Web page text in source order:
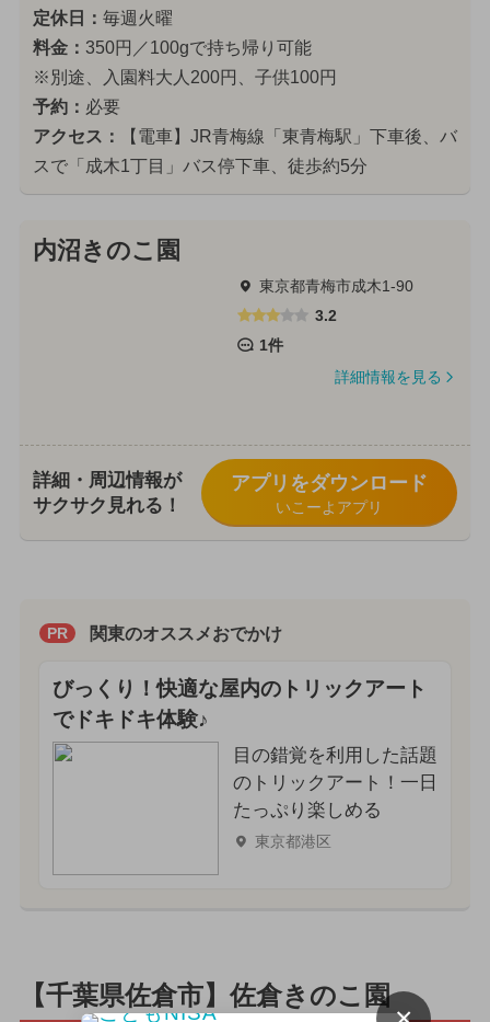
定休日： 毎週火曜
料金： 350円／100gで持ち帰り可能
※別途、入園料大人200円、子供100円
予約： 必要
アクセス：
【電車】JR青梅線「東青梅駅」下車後、バ
スで「成木1丁目」バス停下車、徒歩約5分
内沼きのこ園
東京都青梅市成木1-90
3.2
1件
詳細情報を見る
詳細・周辺情報が
サクサク見れる！
アプリをダウンロード
いこーよアプリ
PR 関東のオススメおでかけ
びっくり！快適な屋内のトリックアート
でドキドキ体験♪
目の錯覚を利用した話題
のトリックアート！一日
たっぷり楽しめる
東京都港区
【千葉県佐倉市】佐倉きのこ園